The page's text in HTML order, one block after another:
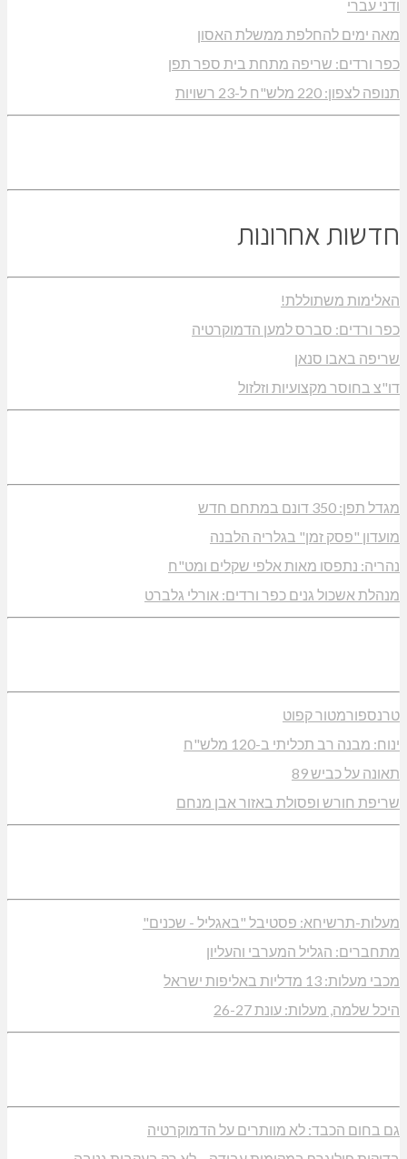
ודני עברי
מאה ימים להחלפת ממשלת האסון
כפר ורדים: שריפה מתחת בית ספר תפן
תנופה לצפון: 220 מלש"ח ל-23 רשויות
חדשות אחרונות
האלימות משתוללת!
כפר ורדים: סברס למען הדמוקרטיה
שריפה באבו סנאן
דו"צ בחוסר מקצועיות וזלזול
מגדל תפן: 350 דונם במתחם חדש
מועדון "פסק זמן" בגלריה הלבנה
נהריה: נתפסו מאות אלפי שקלים ומט"ח
מנהלת אשכול גנים כפר ורדים: אורלי גלברט
טרנספורמטור קפוט
ינוח: מבנה רב תכליתי ב-120 מלש"ח
תאונה על כביש 89
שריפת חורש ופסולת באזור אבן מנחם
מעלות-תרשיחא: פסטיבל "באגליל - שכנים"
מתחברים: הגליל המערבי והעליון
מכבי מעלות: 13 מדליות באליפות ישראל
היכל שלמה, מעלות: עונת 26-27
גם בחום הכבד: לא מוותרים על הדמוקרטיה